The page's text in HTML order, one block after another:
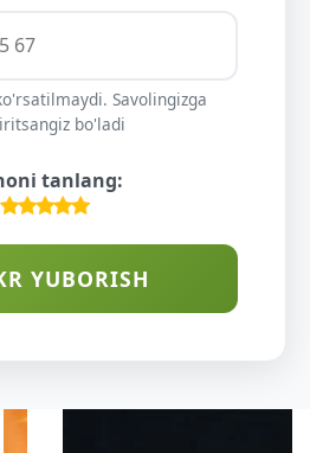
Savolingizga
bo'ladi
tanlang:
YUBORISH